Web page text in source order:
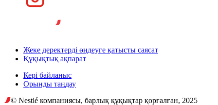
Жеке деректерді өңдеуге қатысты саясат
Құқықтық ақпарат
Кері байланыс
Орынды таңдау
© Nestlé компаниясы, барлық құқықтар қорғалған, 2025